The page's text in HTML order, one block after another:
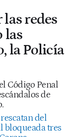
redes
las
la Policía
Código Penal
de
del
bloqueada tres